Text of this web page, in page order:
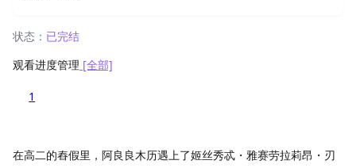
状态： 已完结
观看进度管理 [全部]
1
在高二的舂假里，阿良良木历遇上了姬丝秀忒・雅赛劳拉莉昂・刃